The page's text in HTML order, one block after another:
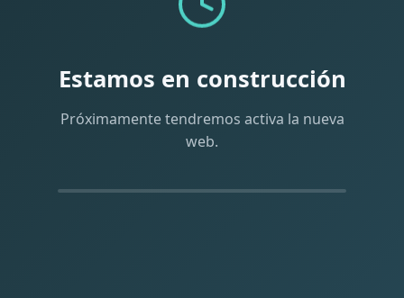
Estamos en construcción
Próximamente tendremos activa la nueva
web.